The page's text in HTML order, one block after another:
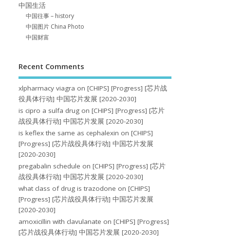
中国生活
中国往事 – history
中国图片 China Photo
中国财富
Recent Comments
xlpharmacy viagra on[CHIPS] [Progress] [芯片战
役具体行动] 中国芯片发展 [2020-2030]
is cipro a sulfa drug on[CHIPS] [Progress] [芯片
战役具体行动] 中国芯片发展 [2020-2030]
is keflex the same as cephalexin on[CHIPS]
[Progress] [芯片战役具体行动] 中国芯片发展
[2020-2030]
pregabalin schedule on[CHIPS] [Progress] [芯片
战役具体行动] 中国芯片发展 [2020-2030]
what class of drug is trazodone on[CHIPS]
[Progress] [芯片战役具体行动] 中国芯片发展
[2020-2030]
amoxicillin with clavulanate on[CHIPS] [Progress]
[芯片战役具体行动] 中国芯片发展 [2020-2030]